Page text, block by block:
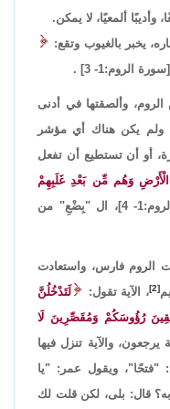
وأديبًا ألمعيًا، لا يمكن.
يخبر بالغيوب وتقع:
[سورة الروم:1- 3] .
وألصقتها في أدنى
ولم يكن هناك أي مؤشر
أو أن تستطيع أن تفعل
وَهُم مِّن بَعْدِ غَلَبِهِمْ
[سورة الروم:1- 4]، ال "بِضْعِ" من
الروم فارس، واستعادت
[2] ، الآية تقول:
لَتَدْخُلُنَّ
رُؤُوسَكُمْ وَمُقَصِّرِينَ لَا
يرجعون، والآية تنزل فيها
"فتحًا"، ويقول عمر: "يا
به؟ قال: بلى، لكن قلت لك